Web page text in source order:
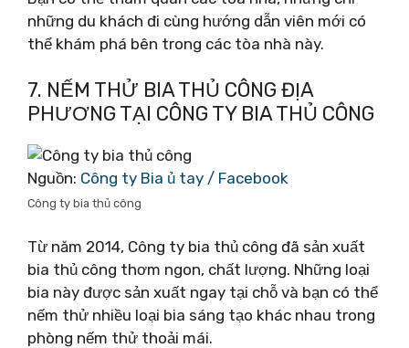
những du khách đi cùng hướng dẫn viên mới có
thể khám phá bên trong các tòa nhà này.
7. NẾM THỬ BIA THỦ CÔNG ĐỊA
PHƯƠNG TẠI CÔNG TY BIA THỦ CÔNG
Nguồn: Công ty Bia ủ tay / Facebook
Công ty bia thủ công
Từ năm 2014, Công ty bia thủ công đã sản xuất
bia thủ công thơm ngon, chất lượng. Những loại
bia này được sản xuất ngay tại chỗ và bạn có thể
nếm thử nhiều loại bia sáng tạo khác nhau trong
phòng nếm thử thoải mái.